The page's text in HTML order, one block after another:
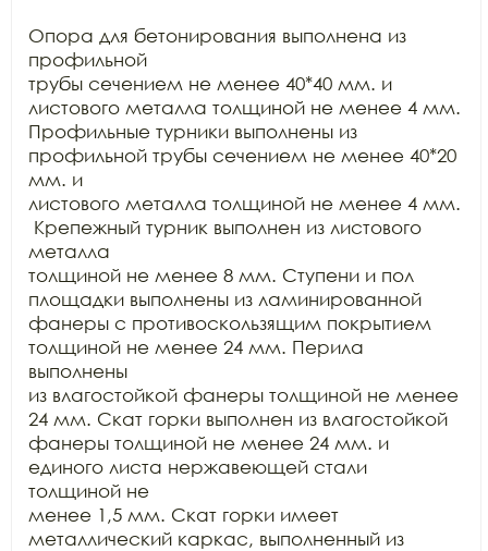
Опора для бетонирования выполнена из
профильной
трубы сечением не менее 40*40 мм. и
листового металла толщиной не менее 4 мм.
Профильные турники выполнены из
профильной трубы сечением не менее 40*20
мм. и
листового металла толщиной не менее 4 мм.
Крепежный турник выполнен из листового
металла
толщиной не менее 8 мм. Ступени и пол
площадки выполнены из ламинированной
фанеры с противоскользящим покрытием
толщиной не менее 24 мм. Перила
выполнены
из влагостойкой фанеры толщиной не менее
24 мм. Скат горки выполнен из влагостойкой
фанеры толщиной не менее 24 мм. и
единого листа нержавеющей стали
толщиной не
менее 1,5 мм. Скат горки имеет
металлический каркас, выполненный из